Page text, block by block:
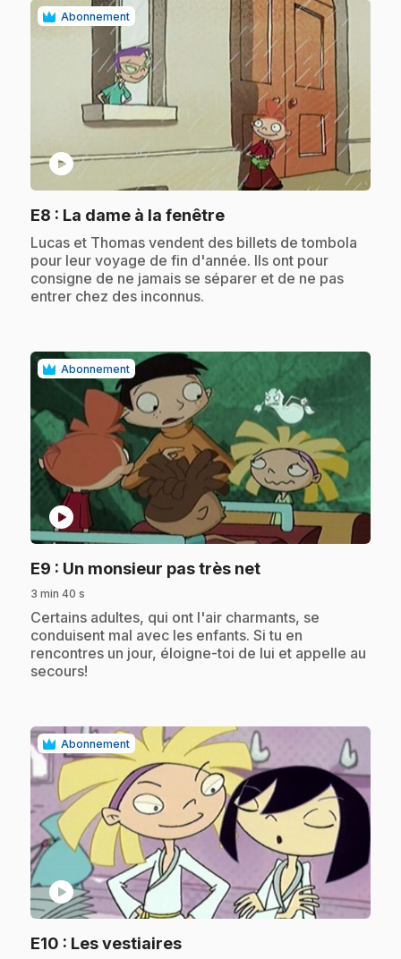
Abonnement
play_circle
E8 : La dame à la fenêtre.
.Lucas et Thomas vendent des billets de tombola
pour leur voyage de fin d'année. Ils ont pour
consigne de ne jamais se séparer et de ne pas
entrer chez des inconnus.
Abonnement
play_circle
E9 : Un monsieur pas très net.
3 min 40 s
.Certains adultes, qui ont l'air charmants, se
conduisent mal avec les enfants. Si tu en
rencontres un jour, éloigne-toi de lui et appelle au
secours!
Abonnement
play_circle
E10 : Les vestiaires.